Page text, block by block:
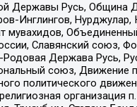
Державы Русь, Община
Инглингов,
Славянский союз,
Держава Русь,
союз, Движение
политического
организация